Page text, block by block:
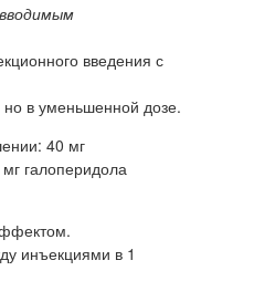
введения с
в уменьшенной дозе.
40 мг
галоперидола
инъекциями в 1